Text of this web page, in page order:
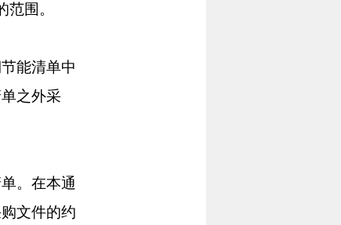
围。
能清单中
之外采
。在本通
文件的约